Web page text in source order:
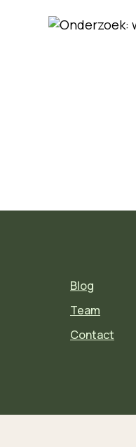
Blog
Team
Contact